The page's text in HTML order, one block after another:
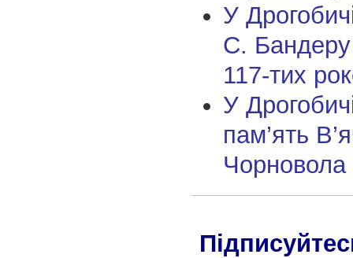
У
С. Бандеру
117-тих
У
пам’ять